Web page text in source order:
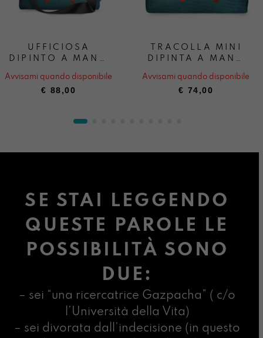
UFFICIOSA
DIPINTO A MANO
INFRAGOLATO
Avvisami quando disponibile
€ 88,00
TRACOLLA MINI
DIPINTA A MANO
INFRAGOLATO
Avvisami quando disponibile
€ 74,00
SE STAI LEGGENDO
QUESTE PAROLE LE
POSSIBILITÀ SONO
DUE:
– sei “una ricercatrice Gazpacha” ( c/o
l’Università della Vita)
– sei divorata dall’indecisione (in questo